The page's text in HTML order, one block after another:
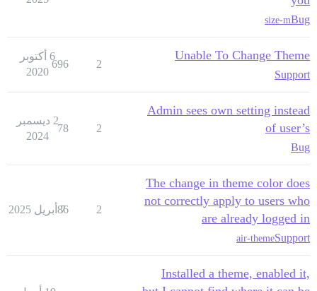
Bug
size-m
Unable To Change Theme
Support
2
696
6 أكتوبر
2020
Admin sees own setting instead
of user’s
Bug
2
78
2 ديسمبر
2024
The change in theme color does
not correctly apply to users who
are already logged in
Support
air-theme
2
86
7 أبريل 2025
Installed a theme, enabled it,